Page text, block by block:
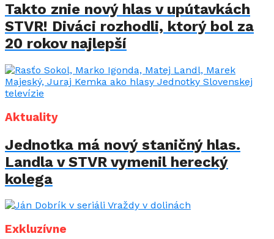
Takto znie nový hlas v upútavkách
STVR! Diváci rozhodli, ktorý bol za
20 rokov najlepší
Aktuality
Jednotka má nový staničný hlas.
Landla v STVR vymenil herecký
kolega
Exkluzívne